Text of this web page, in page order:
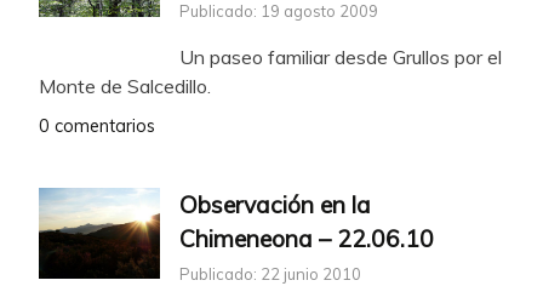
Publicado: 19 agosto 2009
Un paseo familiar desde Grullos por el
Monte de Salcedillo.
0 comentarios
Observación en la
Chimeneona – 22.06.10
Publicado: 22 junio 2010